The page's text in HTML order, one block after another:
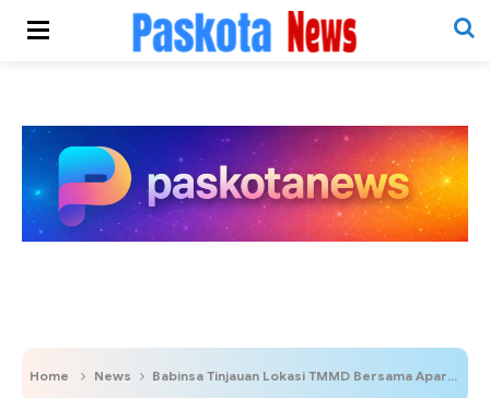
Home News Babinsa Tinjauan Lokasi TMMD Bersama Aparat Desa Tanjung Lapang.